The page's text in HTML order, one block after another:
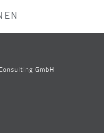
GmbH